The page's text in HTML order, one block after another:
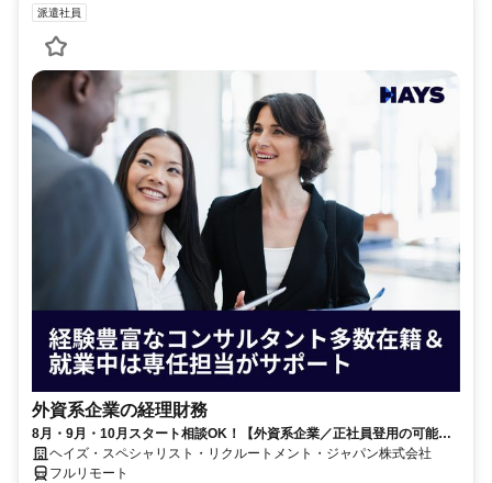
派遣社員
外資系企業の経理財務
8月・9月・10月スタート相談OK！【外資系企業／正社員登用の可能性
大／700万～800万／リモート勤務OK】経理財務
ヘイズ・スペシャリスト・リクルートメント・ジャパン株式会社
フルリモート